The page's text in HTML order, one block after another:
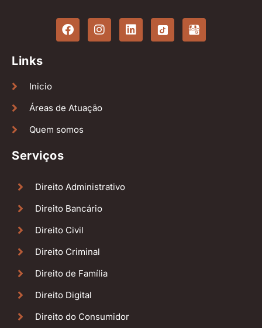
Links
Inicio
Áreas de Atuação
Quem somos
Serviços
Direito Administrativo
Direito Bancário
Direito Civil
Direito Criminal
Direito de Família
Direito Digital
Direito do Consumidor